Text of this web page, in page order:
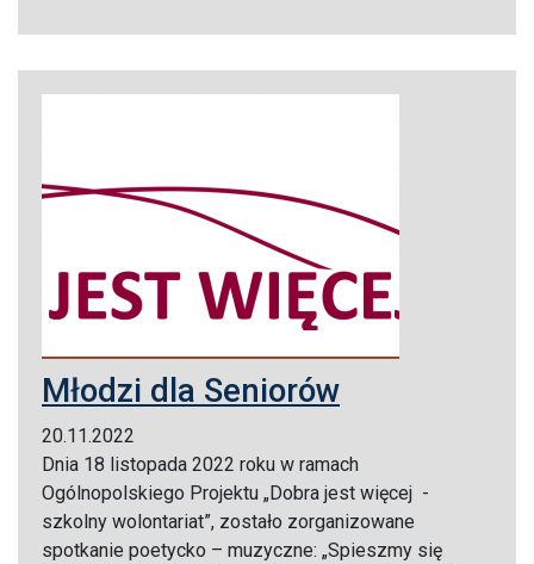
Młodzi dla Seniorów
20.11.2022
Dnia 18 listopada 2022 roku w ramach
Ogólnopolskiego Projektu „Dobra jest więcej -
szkolny wolontariat”, zostało zorganizowane
spotkanie poetycko – muzyczne: „Spieszmy się